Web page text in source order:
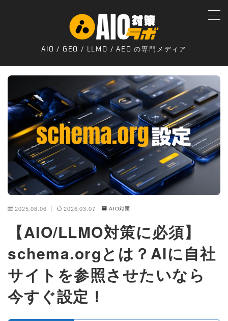
AIO / GEO / LLMO / AEO の専門メディア
プライバシーポリシー
お問合せ
運営者
2025.08.06 2026.03.07 AIO対策
【AIO/LLMO対策に必須】
schema.orgとは？AIに自社
サイトを参照させたいなら
今すぐ設定！